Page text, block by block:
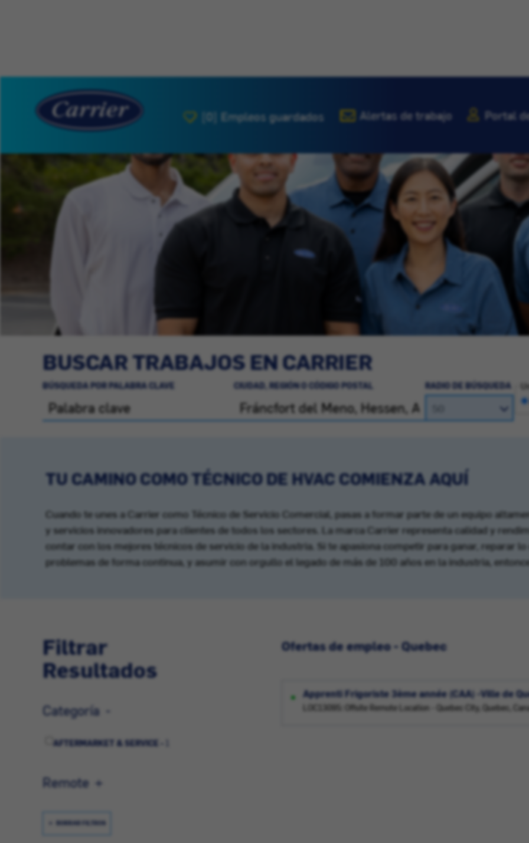
[0]Empleos guardados Alertas de trabajo Portal
BUSCAR TRABAJOS EN CARRIER
BÚSQUEDA POR PALABRA CLAVE CIUDAD, REGIÓN O CÓDIGO POSTAL RADIO DE BÚSQUEDA
TU CAMINO COMO TÉCNICO DE HVAC COMIENZA AQUÍ
Cuando te unes a Carrier como Técnico de Servicio Comercial, pasas a formar parte de un equipo
y servicios innovadores para clientes de todos los sectores. La marca Carrier representa calidad y
contar con los mejores técnicos de servicio de la industria. Si te apasiona competir para ganar, reparar
problemas de forma continua, y asumir con orgullo el legado de más de 100 años en la industria,
Filtrar
Resultados
Categoría
AFTERMARKET & SERVICE -
Remote
BORRAR FILTROS
Ofertas de empleo - Quebec
Apprenti Frigoriste 3ème année (CAA) -Ville de
LOC13095: Offsite Remote Location - Quebec City, Quebec,